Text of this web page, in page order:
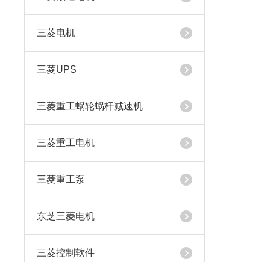
三菱电机
三菱UPS
三菱重工蜗轮蜗杆减速机
三菱重工电机
三菱重工泵
东芝三菱电机
三菱控制软件